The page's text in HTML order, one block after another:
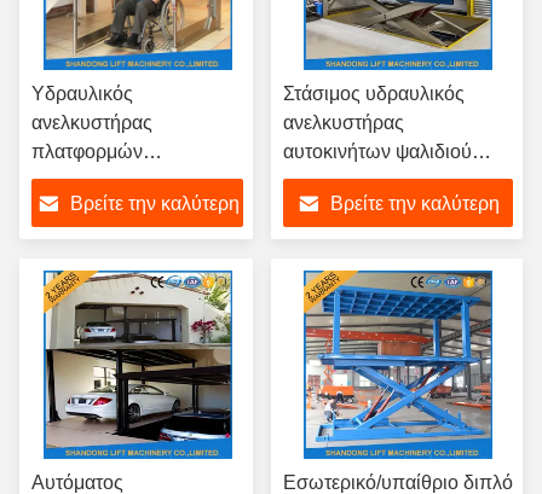
Υδραυλικός
ανελκυστήρας
πλατφορμών
αναπηρικών καρεκλών
με το ανοξείδωτο
επιστρώματος σκονών/
το υλικό κραμάτων
αργιλίου
Βρείτε την καλύτερη
Στάσιμος υδραυλικός
ανελκυστήρας
αυτοκινήτων ψαλιδιού
ασφάλειας για το ύψος
ταξιδιού χώρων
στάθμευσης αυτοκινήτων
εγχώριων γκαράζ 3.3M
Βρείτε την καλύτερη
Αυτόματος
Εσωτερικό/υπαίθριο διπλό